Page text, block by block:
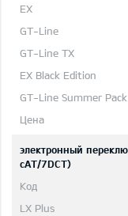
электронный
сAT/7DCT)